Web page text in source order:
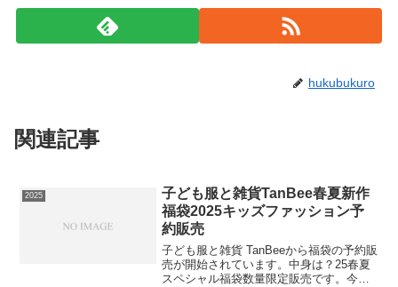
hukubukuro
関連記事
2025
子ども服と雑貨TanBee春夏新作
福袋2025キッズファッション予
約販売
子ども服と雑貨 TanBeeから福袋の予約販
売が開始されています。中身は？25春夏
スペシャル福袋数量限定販売です。今す